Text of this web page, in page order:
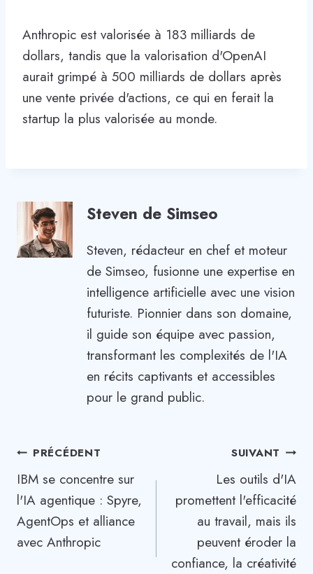
Anthropic est valorisée à 183 milliards de
dollars, tandis que la valorisation d'OpenAI
aurait grimpé à 500 milliards de dollars après
une vente privée d'actions, ce qui en ferait la
startup la plus valorisée au monde.
Steven de Simseo
Steven, rédacteur en chef et moteur
de Simseo, fusionne une expertise en
intelligence artificielle avec une vision
futuriste. Pionnier dans son domaine,
il guide son équipe avec passion,
transformant les complexités de l'IA
en récits captivants et accessibles
pour le grand public.
Navigation
de
l’article
PRÉCÉDENT
IBM se concentre sur
l'IA agentique : Spyre,
AgentOps et alliance
avec Anthropic
SUIVANT
Les outils d'IA
promettent l'efficacité
au travail, mais ils
peuvent éroder la
confiance, la créativité